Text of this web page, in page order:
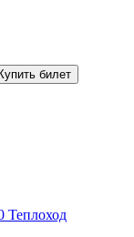
Теплоход